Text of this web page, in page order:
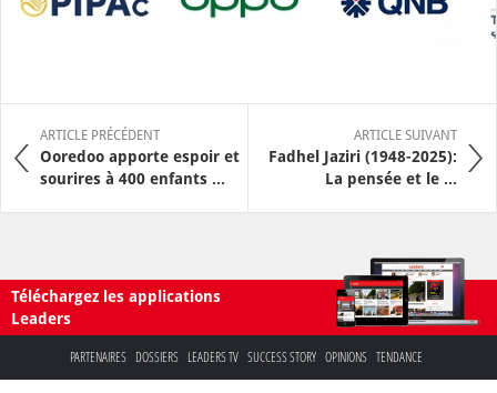
ARTICLE PRÉCÉDENT
Ooredoo apporte espoir et
sourires à 400 enfants ...
ARTICLE SUIVANT
Fadhel Jaziri (1948-2025):
La pensée et le ...
Téléchargez les applications
Leaders
PARTENAIRES DOSSIERS LEADERS TV SUCCESS STORY OPINIONS TENDANCE